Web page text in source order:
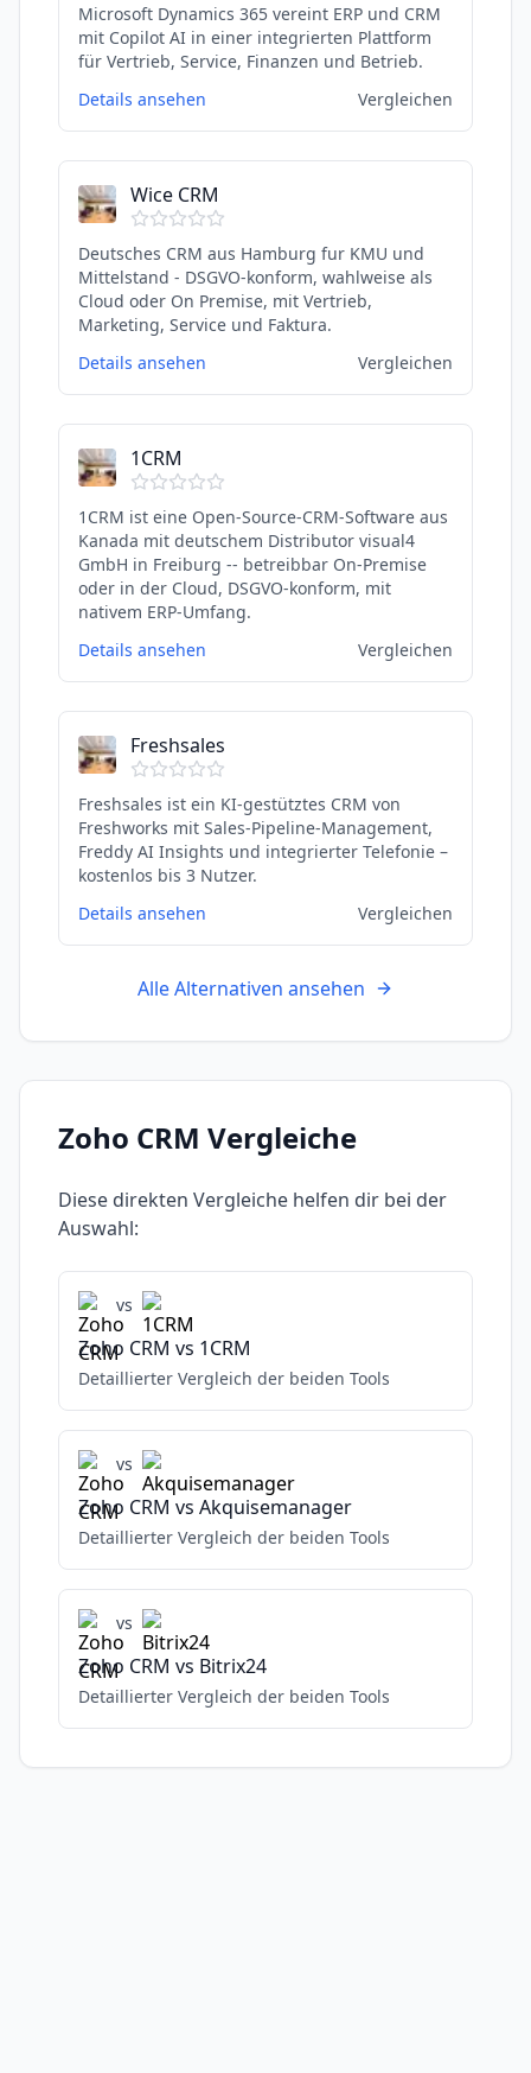
Microsoft Dynamics 365 vereint ERP und CRM
mit Copilot AI in einer integrierten Plattform
für Vertrieb, Service, Finanzen und Betrieb.
Details ansehen
Vergleichen
Wice CRM
Deutsches CRM aus Hamburg fur KMU und
Mittelstand - DSGVO-konform, wahlweise als
Cloud oder On Premise, mit Vertrieb,
Marketing, Service und Faktura.
Details ansehen
Vergleichen
1CRM
1CRM ist eine Open-Source-CRM-Software aus
Kanada mit deutschem Distributor visual4
GmbH in Freiburg -- betreibbar On-Premise
oder in der Cloud, DSGVO-konform, mit
nativem ERP-Umfang.
Details ansehen
Vergleichen
Freshsales
Freshsales ist ein KI-gestütztes CRM von
Freshworks mit Sales-Pipeline-Management,
Freddy AI Insights und integrierter Telefonie –
kostenlos bis 3 Nutzer.
Details ansehen
Vergleichen
Alle Alternativen ansehen
Zoho CRM Vergleiche
Diese direkten Vergleiche helfen dir bei der
Auswahl:
vs
Zoho CRM vs 1CRM
Detaillierter Vergleich der beiden Tools
vs
Zoho CRM vs Akquisemanager
Detaillierter Vergleich der beiden Tools
vs
Zoho CRM vs Bitrix24
Detaillierter Vergleich der beiden Tools